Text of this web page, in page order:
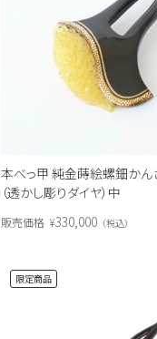
本べっ甲 純金蒔絵螺鈿か
（透かし彫りダイヤ）中
販売価格 ¥330,000 税込
限定商品